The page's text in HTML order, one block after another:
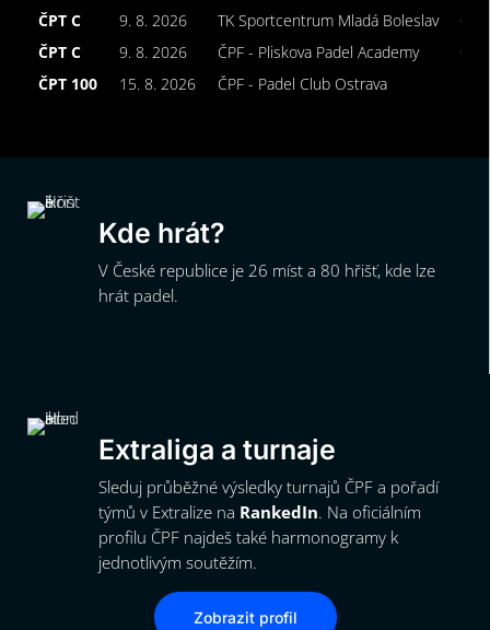
ČPT C
9. 8. 2026 TK Sportcentrum Mladá Boleslav
ČPT C
9. 8. 2026 ČPF - Pliskova Padel Academy
ČPT 100
15. 8. 2026 ČPF - Padel Club Ostrava
Kde hrát?
V České republice je 26 míst a 80 hřišť, kde lze
hrát padel.
Extraliga a turnaje
Sleduj průběžné výsledky turnajů ČPF a pořadí
týmů v Extralize na RankedIn. Na oficiálním
profilu ČPF najdeš také harmonogramy k
jednotlivým soutěžím.
Zobrazit profil